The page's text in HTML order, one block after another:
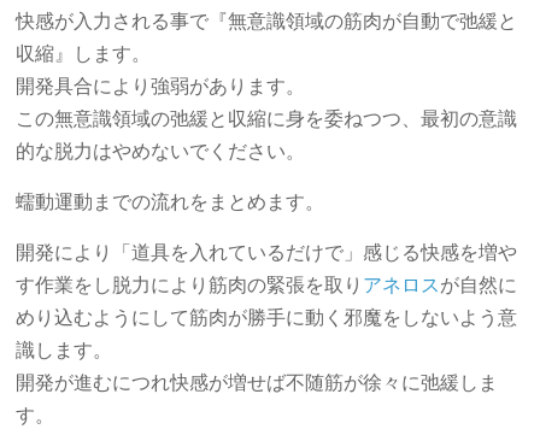
快感が入力される事で『無意識領域の筋肉が自動で弛緩と
収縮』します。
開発具合により強弱があります。
この無意識領域の弛緩と収縮に身を委ねつつ、最初の意識
的な脱力はやめないでください。
蠕動運動までの流れをまとめます。
開発により「道具を入れているだけで」感じる快感を増や
す作業をし脱力により筋肉の緊張を取り アネロスが自然に
めり込むようにして筋肉が勝手に動く邪魔をしないよう意
識します。
開発が進むにつれ快感が増せば不随筋が徐々に弛緩しま
す。